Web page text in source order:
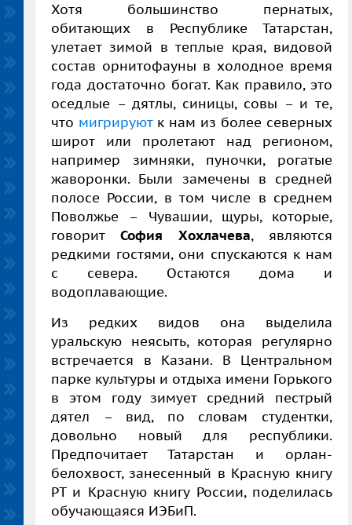
Хотя большинство пернатых,
обитающих в Республике Татарстан,
улетает зимой в теплые края, видовой
состав орнитофауны в холодное время
года достаточно богат. Как правило, это
оседлые – дятлы, синицы, совы – и те,
что мигрируютк нам из более северных
широт или пролетают над регионом,
например зимняки, пуночки, рогатые
жаворонки. Были замечены в средней
полосе России, в том числе в среднем
Поволжье – Чувашии, щуры, которые,
говорит София Хохлачева, являются
редкими гостями, они спускаются к нам
с севера. Остаются дома и
водоплавающие.
Из редких видов она выделила
уральскую неясыть, которая регулярно
встречается в Казани. В Центральном
парке культуры и отдыха имени Горького
в этом году зимует средний пестрый
дятел – вид, по словам студентки,
довольно новый для республики.
Предпочитает Татарстан и орлан-
белохвост, занесенный в Красную книгу
РТ и Красную книгу России, поделилась
обучающаяся ИЭБиП.